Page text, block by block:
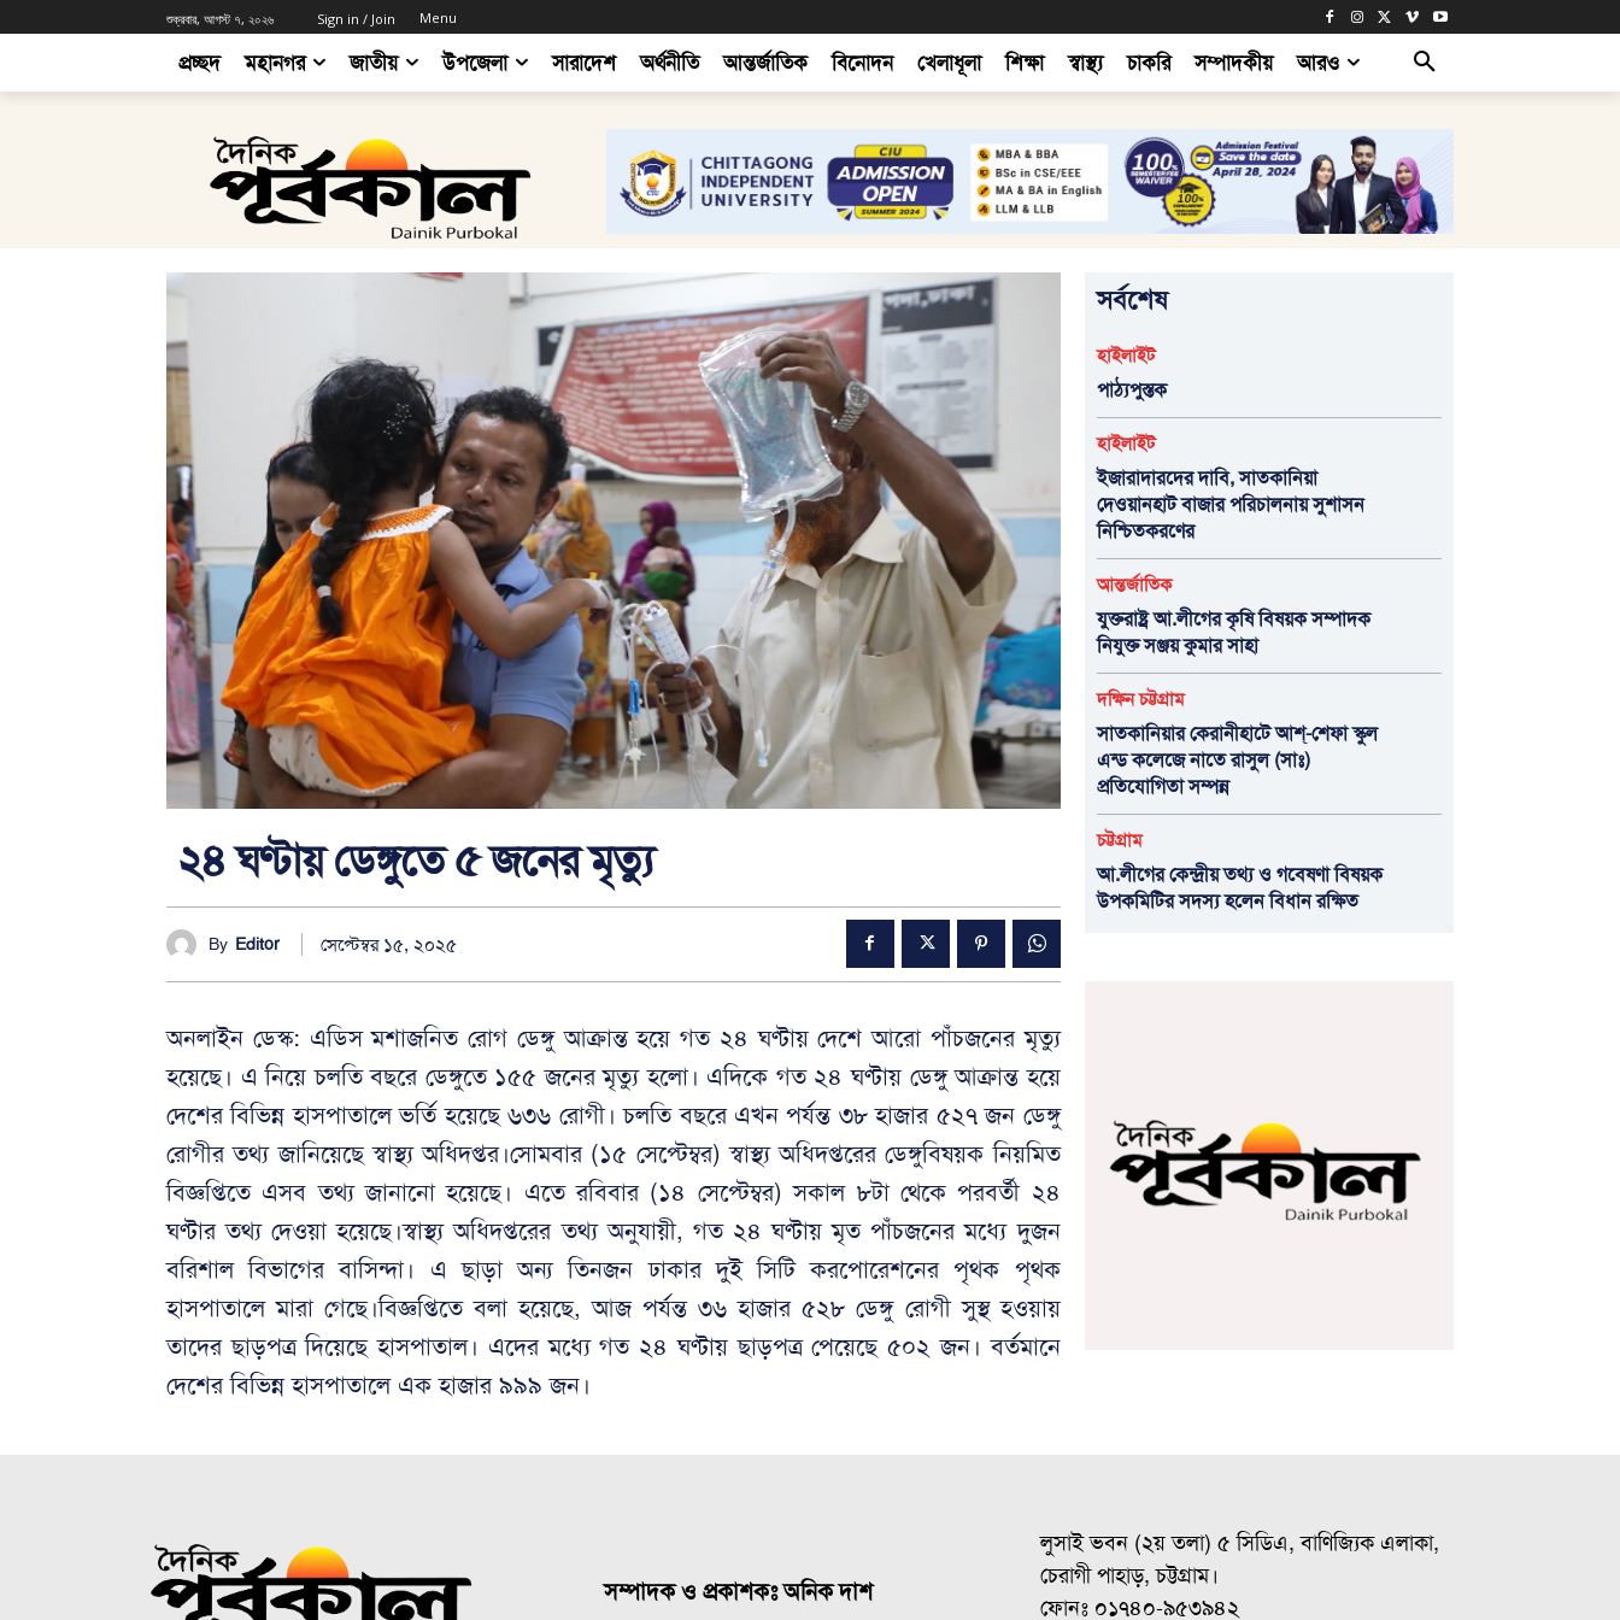
শুক্রবার, আগস্ট ৭, ২০২৬ Sign in / Join Menu
প্রচ্ছদ মহানগর জাতীয় উপজেলা সারাদেশ অর্থনীতি আন্তর্জাতিক বিনোদন খেলাধূলা শিক্ষা স্বাস্থ্য চাকরি সম্পাদকীয় আরও
২৪ ঘণ্টায় ডেঙ্গুতে ৫ জনের মৃত্যু
By Editor সেপ্টেম্বর ১৫, ২০২৫
অনলাইন ডেস্ক: এডিস মশাজনিত রোগ ডেঙ্গু আক্রান্ত হয়ে গত ২৪ ঘণ্টায় দেশে আরো পাঁচজনের মৃত্যু
হয়েছে। এ নিয়ে চলতি বছরে ডেঙ্গুতে ১৫৫ জনের মৃত্যু হলো। এদিকে গত ২৪ ঘণ্টায় ডেঙ্গু আক্রান্ত হয়ে
দেশের বিভিন্ন হাসপাতালে ভর্তি হয়েছে ৬৩৬ রোগী। চলতি বছরে এখন পর্যন্ত ৩৮ হাজার ৫২৭ জন ডেঙ্গু
রোগীর তথ্য জানিয়েছে স্বাস্থ্য অধিদপ্তর।সোমবার (১৫ সেপ্টেম্বর) স্বাস্থ্য অধিদপ্তরের ডেঙ্গুবিষয়ক নিয়মিত
বিজ্ঞপ্তিতে এসব তথ্য জানানো হয়েছে। এতে রবিবার (১৪ সেপ্টেম্বর) সকাল ৮টা থেকে পরবর্তী ২৪
ঘণ্টার তথ্য দেওয়া হয়েছে।স্বাস্থ্য অধিদপ্তরের তথ্য অনুযায়ী, গত ২৪ ঘণ্টায় মৃত পাঁচজনের মধ্যে দুজন
বরিশাল বিভাগের বাসিন্দা। এ ছাড়া অন্য তিনজন ঢাকার দুই সিটি করপোরেশনের পৃথক পৃথক
হাসপাতালে মারা গেছে।বিজ্ঞপ্তিতে বলা হয়েছে, আজ পর্যন্ত ৩৬ হাজার ৫২৮ ডেঙ্গু রোগী সুস্থ হওয়ায়
তাদের ছাড়পত্র দিয়েছে হাসপাতাল। এদের মধ্যে গত ২৪ ঘণ্টায় ছাড়পত্র পেয়েছে ৫০২ জন। বর্তমানে
দেশের বিভিন্ন হাসপাতালে এক হাজার ৯৯৯ জন।
সর্বশেষ
হাইলাইট
পাঠ্যপুস্তক
হাইলাইট
ইজারাদারদের দাবি, সাতকানিয়া
দেওয়ানহাট বাজার পরিচালনায় সুশাসন
নিশ্চিতকরণের
আন্তর্জাতিক
যুক্তরাষ্ট্র আ.লীগের কৃষি বিষয়ক সম্পাদক
নিযুক্ত সঞ্জয় কুমার সাহা
দক্ষিন চট্টগ্রাম
সাতকানিয়ার কেরানীহাটে আশ্-শেফা স্কুল
এন্ড কলেজে নাতে রাসুল (সাঃ)
প্রতিযোগিতা সম্পন্ন
চট্টগ্রাম
আ.লীগের কেন্দ্রীয় তথ্য ও গবেষণা বিষয়ক
উপকমিটির সদস্য হলেন বিধান রক্ষিত
সম্পাদক ও প্রকাশকঃ অনিক দাশ
লুসাই ভবন (২য় তলা) ৫ সিডিএ, বাণিজ্যিক এলাকা,
চেরাগী পাহাড়, চট্টগ্রাম।
ফোনঃ ০১৭৪০-৯৫৩৯৪২